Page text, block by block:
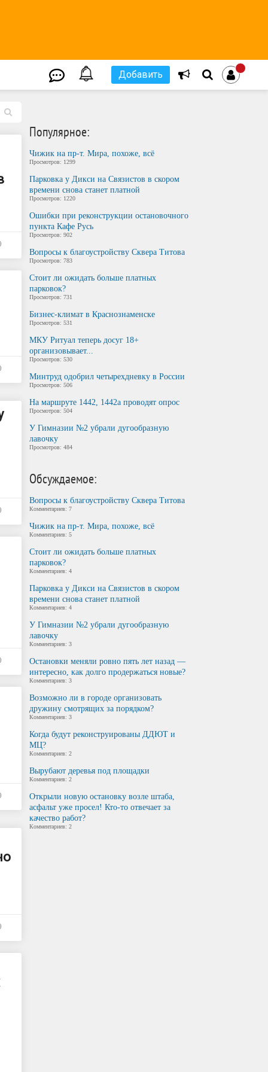
Добавить
L
Популярное:
Чижик на пр-т. Мира, похоже, всё
Просмотров: 1299
Парковка у Дикси на Связистов в скором
времени снова станет платной
Просмотров: 1220
Ошибки при реконструкции остановочного
пункта Кафе Русь
Просмотров: 902
Вопросы к благоустройству Сквера Титова
Просмотров: 783
Стоит ли ожидать больше платных
парковок?
Просмотров: 731
Бизнес-климат в Краснознаменске
Просмотров: 531
МКУ Ритуал теперь досуг 18+
организовывает...
Просмотров: 530
Минтруд одобрил четырехдневку в России
Просмотров: 506
На маршруте 1442, 1442а проводят опрос
Просмотров: 504
У Гимназии №2 убрали дугообразную
лавочку
Просмотров: 484
Обсуждаемое:
Вопросы к благоустройству Сквера Титова
Комментариев: 7
Чижик на пр-т. Мира, похоже, всё
Комментариев: 5
Стоит ли ожидать больше платных
парковок?
Комментариев: 4
Парковка у Дикси на Связистов в скором
времени снова станет платной
Комментариев: 4
У Гимназии №2 убрали дугообразную
лавочку
Комментариев: 3
Остановки меняли ровно пять лет назад —
интересно, как долго продержаться новые?
Комментариев: 3
Возможно ли в городе организовать
дружину смотрящих за порядком?
Комментариев: 3
Когда будут реконструированы ДДЮТ и
МЦ?
Комментариев: 2
Вырубают деревья под площадки
Комментариев: 2
Открыли новую остановку возле штаба,
асфальт уже просел! Кто-то отвечает за
качество работ?
Комментариев: 2